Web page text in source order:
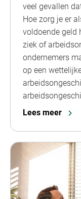
veel gevallen
Hoe zorg je er
voldoende geld
ziek of
ondernemers
op een
Lees meer